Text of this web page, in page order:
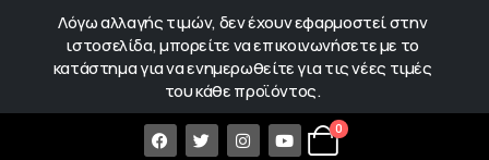
Λόγω αλλαγής τιμών, δεν έχουν εφαρμοστεί στην
ιστοσελίδα, μπορείτε να επικοινωνήσετε με το
κατάστημα για να ενημερωθείτε για τις νέες τιμές
του κάθε προϊόντος.
0